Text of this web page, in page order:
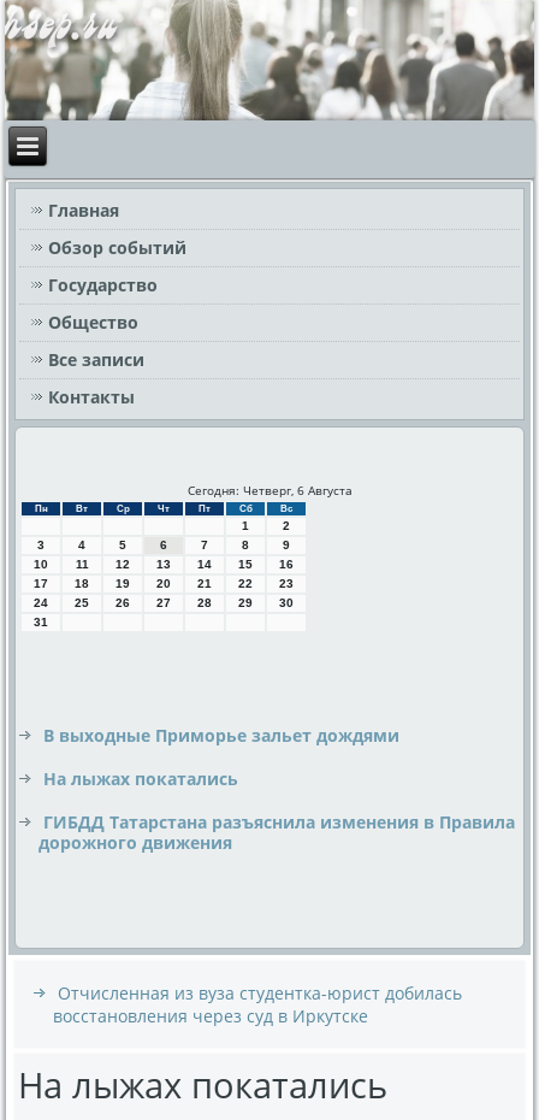
Главная
Обзор событий
Государство
Общество
Все записи
Контакты
Сегодня: Четверг, 6 Августа
Пн Вт Ср Чт Пт Сб Вс
1
2
3
4 5 6 7 8
9
10
11 12 13 14 15
16
17
18 19 20 21 22
23
24
25 26 27 28 29
30
31
В выходные Приморье зальет дождями
На лыжах покатались
ГИБДД Татарстана разъяснила изменения в Правила
дорожного движения
Отчисленная из вуза студентка-юрист добилась
восстановления через суд в Иркутске
На лыжах покатались